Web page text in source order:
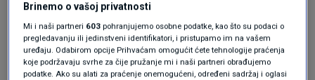
Najskuplja jeLufthansinapodružnica
Eurowings s prosječnom cijenom karte za
jednosmjerni let od 130 eura, višom za 20 eura
Brinemo o vašoj privatnosti
Mi i naši partneri 603 pohranjujemo osobne podatke, kao što su podaci o
pregledavanju ili jedinstveni identifikatori, i pristupamo im na vašem
uređaju. Odabirom opcije Prihvaćam omogućit ćete tehnologije praćenja
koje podržavaju svrhe za čije pružanje mi i naši partneri obrađujemo
podatke. Ako su alati za praćenje onemogućeni, određeni sadržaj i oglasi